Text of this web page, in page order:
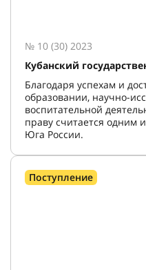
№ 10 (30) 2023
Кубанский
Благодаря успехам и
образовании, научно-
воспитательной
праву считается одним
Юга России.
Поступление